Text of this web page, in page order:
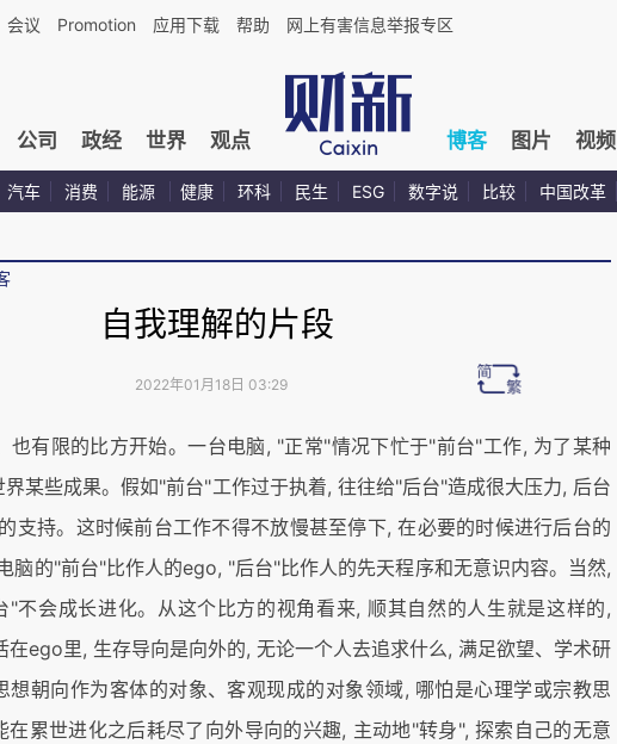
会议 Promotion 应用下载 帮助 网上有害信息举报专区
公司 政经 世界 观点 博客 图片 视频
汽车 消费 能源 健康 环科 民生 ESG 数字说 比较 中国改革
自我理解的片段
2022年01月18日 03:29
也有限的比方开始。一台电脑, "正常"情况下忙于"前台"工作, 为了某种
某些成果。假如"前台"工作过于执着, 往往给"后台"造成很大压力, 后台
支持。这时候前台工作不得不放慢甚至停下, 在必要的时候进行后台的
脑的"前台"比作人的ego, "后台"比作人的先天程序和无意识内容。当然,
"不会成长进化。从这个比方的视角看来, 顺其自然的人生就是这样的,
在ego里, 生存导向是向外的, 无论一个人去追求什么, 满足欲望、学术研
想朝向作为客体的对象、客观现成的对象领域, 哪怕是心理学或宗教思
在累世进化之后耗尽了向外导向的兴趣, 主动地"转身", 探索自己的无意